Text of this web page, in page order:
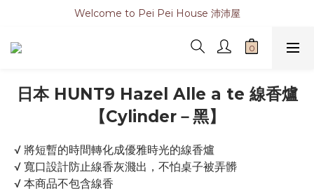
Welcome to Pei Pei House 沛沛屋
日本 HUNT9 Hazel Alle a te 線香爐
【Cylinder－黑】
√ 將短暫的時間轉化成優雅時光的線香爐
√ 寬口設計防止線香灰濺出，不怕桌子被弄髒
√ 本商品不包含線香